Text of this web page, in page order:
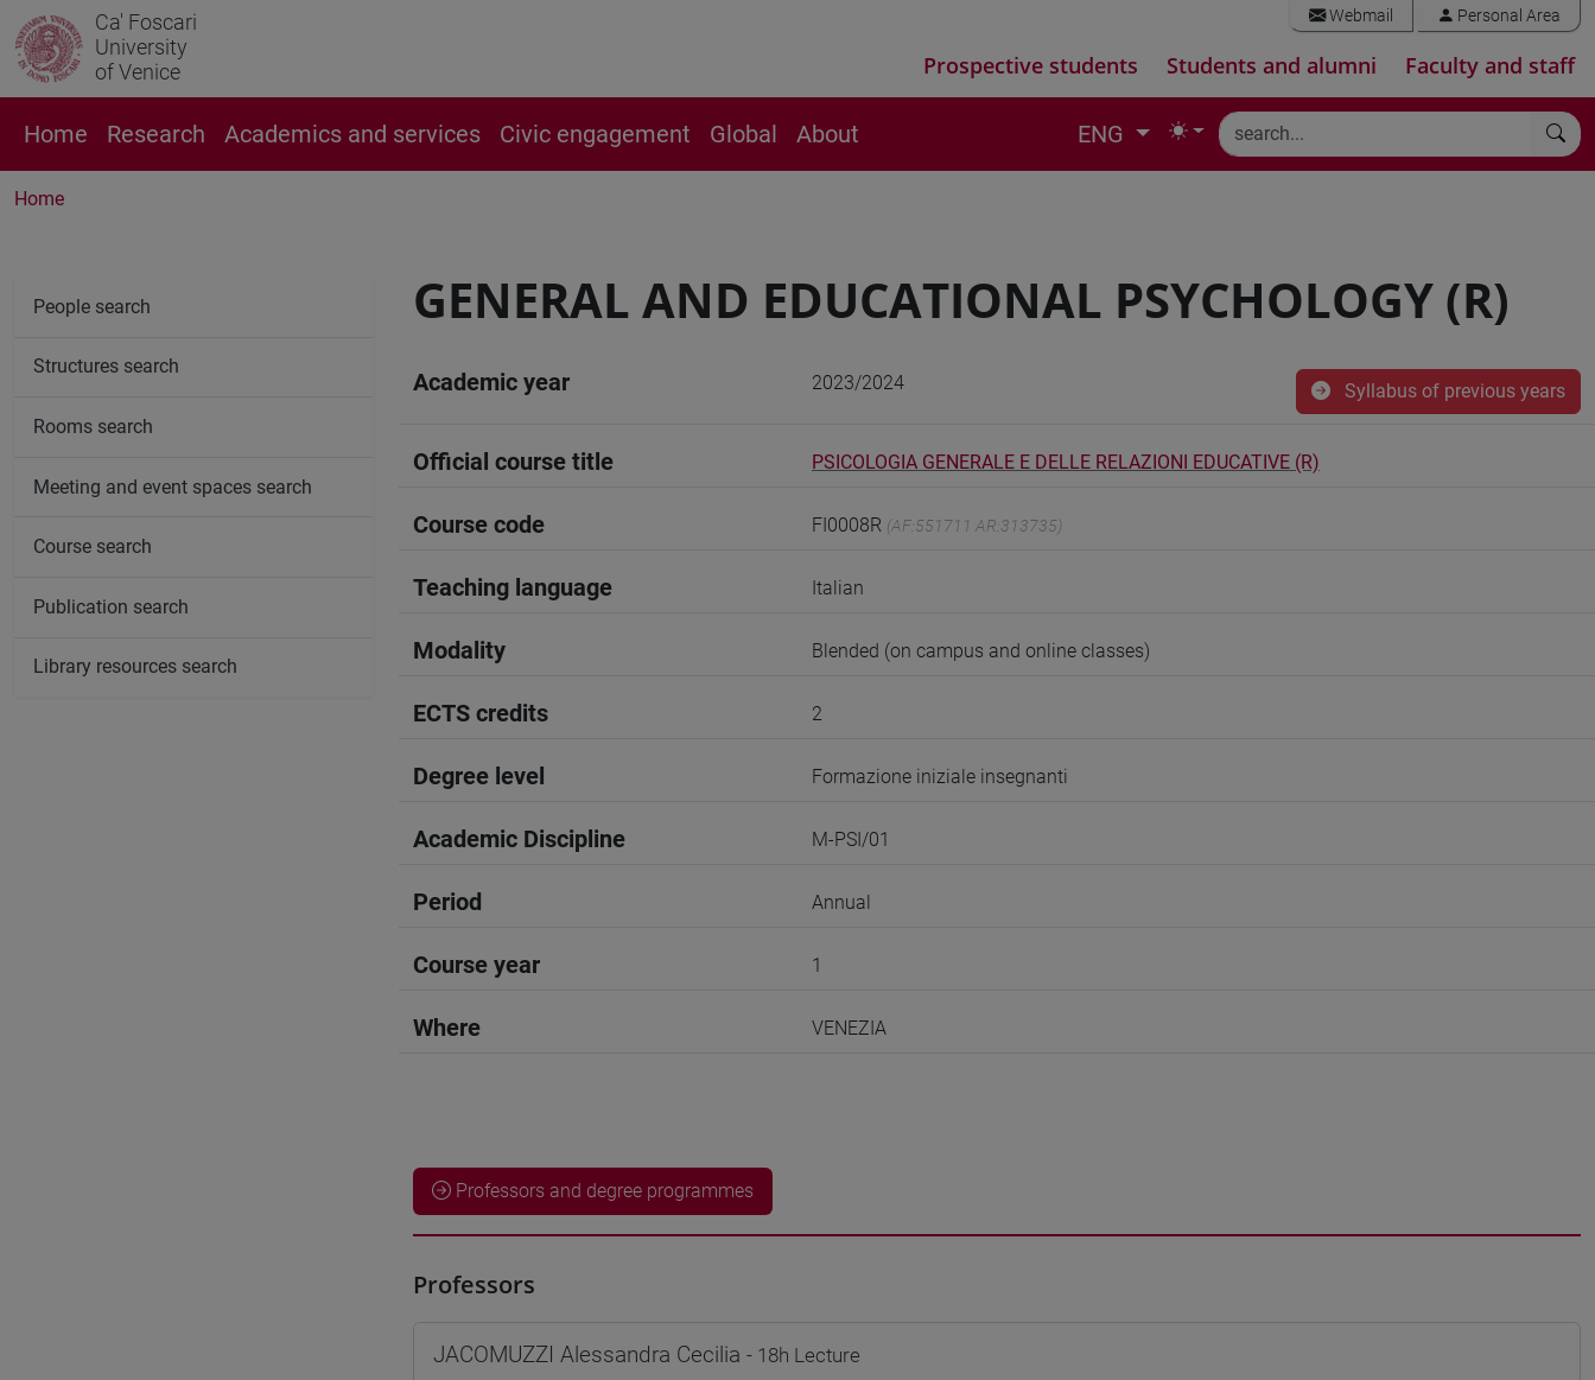
Ca' Foscari
University
of Venice
Webmail Personal Area
Prospective students Students and alumni Faculty and staff
Home Research Academics and services Civic engagement Global About ENG
Home
GENERAL AND EDUCATIONAL PSYCHOLOGY (R)
Academic year 2023/2024 Syllabus of previous years
Official course title PSICOLOGIA GENERALE E DELLE RELAZIONI EDUCATIVE (R)
Course code FI0008R (AF:551711 AR:313735)
Teaching language Italian
Modality Blended (on campus and online classes)
ECTS credits 2
Degree level Formazione iniziale insegnanti
Academic Discipline M-PSI/01
Period Annual
Course year 1
Where VENEZIA
Professors and degree programmes
Professors
JACOMUZZI Alessandra Cecilia - 18h Lecture
People search
Structures search
Rooms search
Meeting and event spaces search
Course search
Publication search
Library resources search